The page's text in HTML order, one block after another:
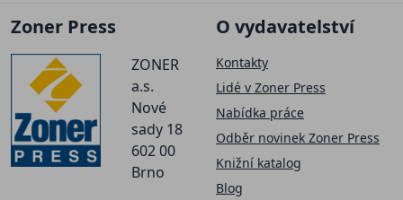
Zoner Press
ZONER
a.s.
Nové
sady 18
602 00
Brno
O vydavatelství
Kontakty
Lidé v Zoner Press
Nabídka práce
Odběr novinek Zoner Press
Knižní katalog
Blog